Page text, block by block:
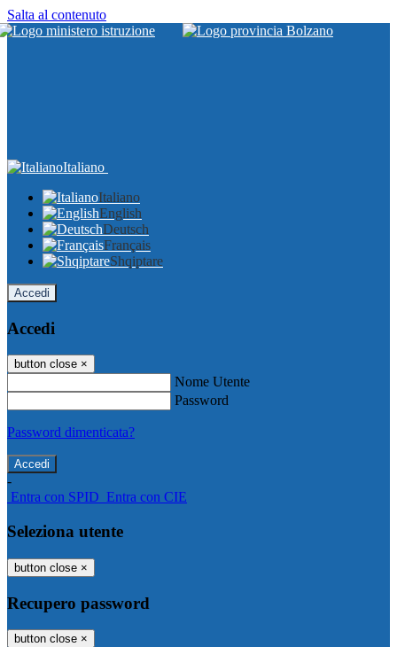
Salta al contenuto
Italiano
Italiano
English
Deutsch
Français
Shqiptare
Accedi
Accedi
button close ×
Nome Utente
Password
Password dimenticata?
-
Entra con SPID Entra con CIE
Seleziona utente
button close ×
Recupero password
button close ×